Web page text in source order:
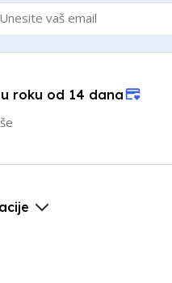
roku od 14 dana